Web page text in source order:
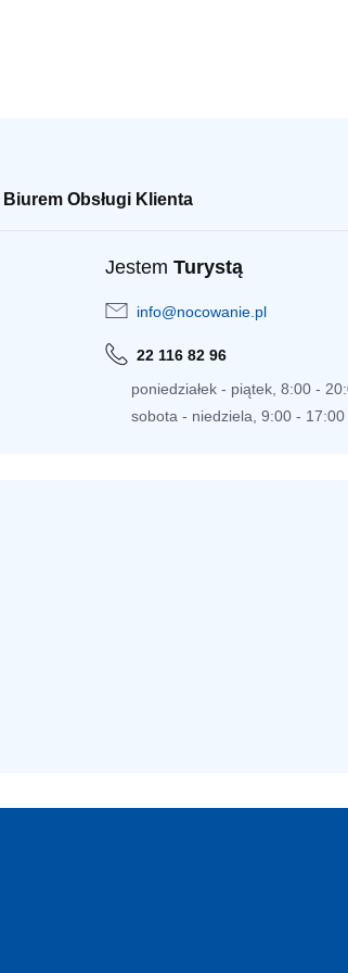
Biurem Obsługi Klienta
Jestem Turystą
info@nocowanie.pl
22 116 82 96
poniedziałek - piątek, 8:00 -
sobota - niedziela, 9:00 - 17:00